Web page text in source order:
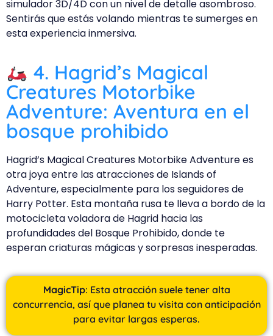
simulador 3D/4D con un nivel de detalle asombroso.
Sentirás que estás volando mientras te sumerges en
esta experiencia inmersiva.
4. Hagrid’s Magical
Creatures Motorbike
Adventure: Aventura en el
bosque prohibido
Hagrid’s Magical Creatures Motorbike Adventure es
otra joya entre las atracciones de Islands of
Adventure, especialmente para los seguidores de
Harry Potter. Esta montaña rusa te lleva a bordo de la
motocicleta voladora de Hagrid hacia las
profundidades del Bosque Prohibido, donde te
esperan criaturas mágicas y sorpresas inesperadas.
MagicTip: Esta atracción suele tener alta
concurrencia, así que planea tu visita con anticipación
para evitar largas esperas.